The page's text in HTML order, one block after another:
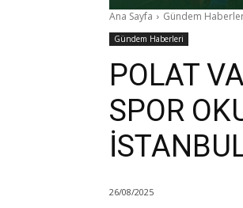
Ana Sayfa Gündem
Gündem Haberleri
POLAT
SPOR
26/08/2025